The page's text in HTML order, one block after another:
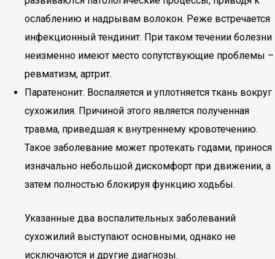
ослаблению и надрывам волокон. Реже встречается
инфекционный тендинит. При таком течении болезни
неизменно имеют место сопутствующие проблемы –
ревматизм, артрит.
Паратенонит. Воспаляется и уплотняется ткань вокруг
сухожилия. Причиной этого является полученная
травма, приведшая к внутреннему кровотечению.
Такое заболевание может протекать годами, принося
изначально небольшой дискомфорт при движении, а
затем полностью блокируя функцию ходьбы.
Указанные два воспалительных заболеваний
сухожилий выступают основными, однако не
исключаются и другие диагнозы.